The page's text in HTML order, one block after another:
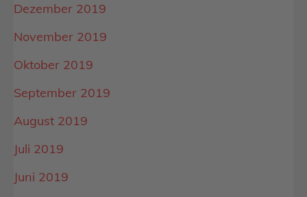
Dezember 2019
November 2019
Oktober 2019
September 2019
August 2019
Juli 2019
Juni 2019